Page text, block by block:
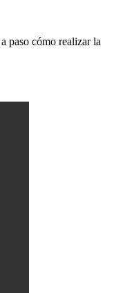
paso cómo realizar la